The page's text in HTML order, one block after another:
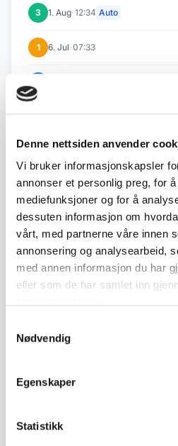
Denne nettsiden anvender
Vi bruker informasjonskapsler
annonser et personlig preg, for
mediefunksjoner og for å
dessuten informasjon om
vårt, med partnerne våre innen
annonsering og analysearbeid,
med annen informasjon du har
eller som de har samlet inn
Nødvendig
Egenskaper
Statistikk
3 1. Aug·12:34 Auto
1 6. Jul·07:33
1 30. Jun·12:20
Back to July / August Auction
← Previous lot
Decorative turned
carved edge detail.
or as a decorative object.
• Turned wooden